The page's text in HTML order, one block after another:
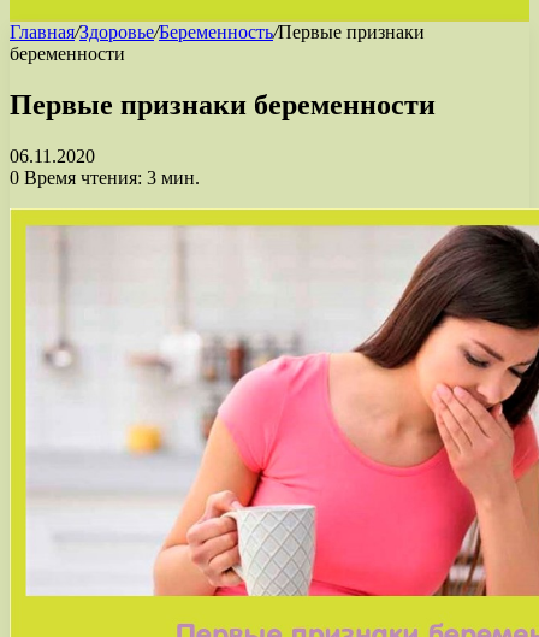
Главная/Здоровье/Беременность/Первые признаки
беременности
Первые признаки беременности
06.11.2020
0 Время чтения: 3 мин.